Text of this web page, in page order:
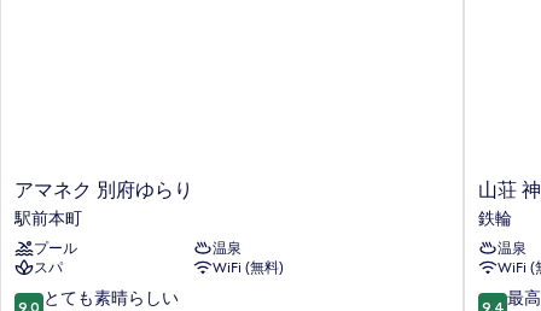
の
す
べ
て
数
は
(3
歳
以
歳
以
上)
予
館
ジ
ュ
ニ
星
HOSHI｣]
星
ア
マ
ネ
ク
別
府
アマネク 別府ゆらり
駅前本町
プール
温泉
スパ
WiFi (無料)
10
9.0 とても素晴らしい
山
荘
神
和
苑
鉄
山荘
鉄輪
温泉
WiFi (
10
9.4 最